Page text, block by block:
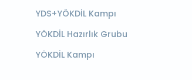
YDS+YÖKDİL Kampı
YÖKDİL Hazırlık Grubu
YÖKDİL Kampı